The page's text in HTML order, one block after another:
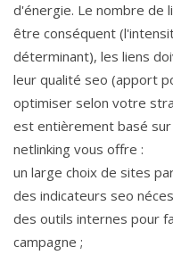
d'énergie. Le nombre de
être conséquent
déterminant), les liens
leur qualité seo (apport
optimiser selon votre
est entièrement basé
netlinking vous offre :
un large choix de sites
des indicateurs seo
des outils internes pour
campagne ;